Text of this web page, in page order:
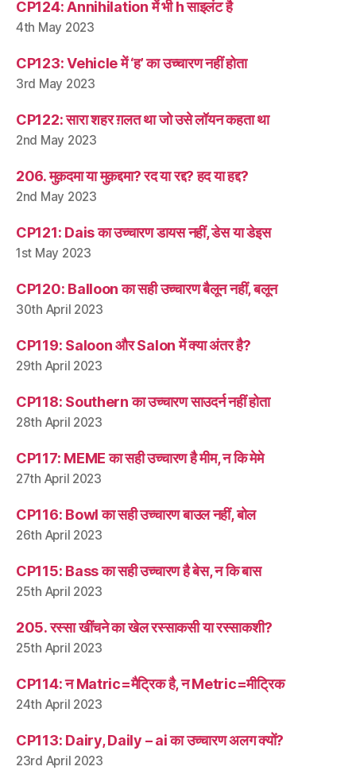
CP124: Annihilation में भी h साइलंट है
4th May 2023
CP123: Vehicle में ‘ह’ का उच्चारण नहीं होता
3rd May 2023
CP122: सारा शहर ग़लत था जो उसे लॉयन कहता था
2nd May 2023
206. मुक़दमा या मुक़द्दमा? रद या रद्द? हद या हद्द?
2nd May 2023
CP121: Dais का उच्चारण डायस नहीं, डेस या डेइस
1st May 2023
CP120: Balloon का सही उच्चारण बैलून नहीं, बलून
30th April 2023
CP119: Saloon और Salon में क्या अंतर है?
29th April 2023
CP118: Southern का उच्चारण साउदर्न नहीं होता
28th April 2023
CP117: MEME का सही उच्चारण है मीम, न कि मेमे
27th April 2023
CP116: Bowl का सही उच्चारण बाउल नहीं, बोल
26th April 2023
CP115: Bass का सही उच्चारण है बेस, न कि बास
25th April 2023
205. रस्सा खींचने का खेल रस्साकसी या रस्साकशी?
25th April 2023
CP114: न Matric=मैट्रिक है, न Metric=मीट्रिक
24th April 2023
CP113: Dairy, Daily – ai का उच्चारण अलग क्यों?
23rd April 2023